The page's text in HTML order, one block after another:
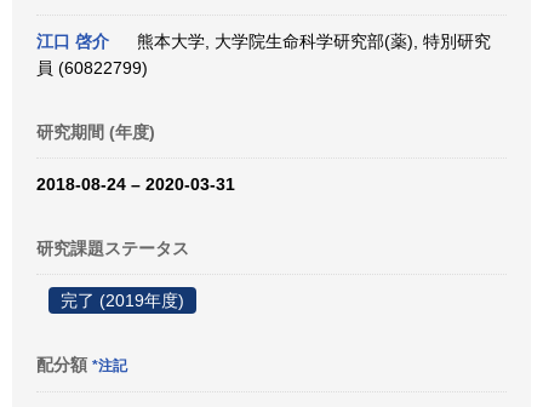
江口 啓介
熊本大学, 大学院生命科学研究部(薬), 特別研究
員 (60822799)
研究期間 (年度)
2018-08-24 – 2020-03-31
研究課題ステータス
完了 (2019年度)
配分額 *注記